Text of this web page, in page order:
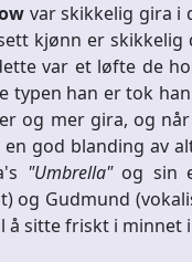
var skikkelig gira i
kjønn er
var et løfte de
typen han er tok
og mer gira, og
god blanding av
"Umbrella"og sin
og Gudmund
sitte friskt i minnet